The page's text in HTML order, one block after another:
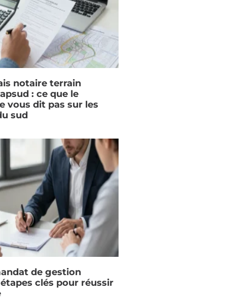
notaire terrain
: ce que le
vous dit pas sur les
sud
de gestion
clés pour réussir